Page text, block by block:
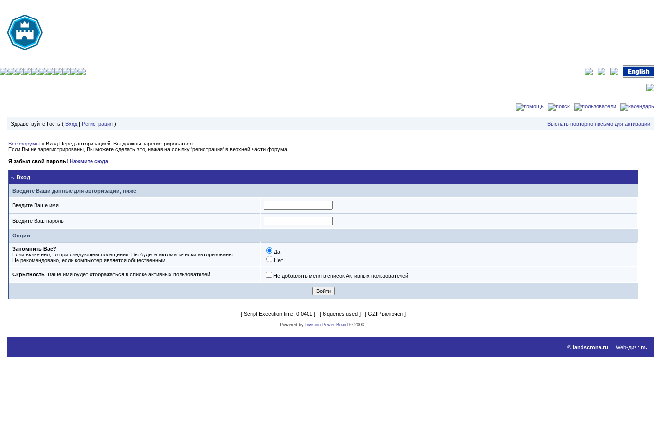
Здравствуйте Гость ( Вход | Регистрация ) Выслать повторно письмо для активации
Все форумы > Вход Перед авторизацией, Вы должны зарегистрироваться
Если Вы не зарегистрированы, Вы можете сделать это, нажав на ссылку 'регистрация' в верхней части форума
Я забыл свой пароль! Нажмите сюда!
Вход
Введите Ваши данные для авторизации, ниже
Введите Ваше имя
Введите Ваш пароль
Опции
Запомнить Вас?
Если включено, то при следующем посещении, Вы будете автоматически авторизованы.
Не рекомендовано, если компьютер является общественным.
Да
Нет
Скрытность . Ваше имя будет отображаться в списке активных пользователей. Не добавлять меня в список Активных пользователей
[ Script Execution time: 0.0401 ] [ 6 queries used ] [ GZIP включён ]
Powered by Invision Power Board © 2003
© landscrona.ru | Web-диз.: m.